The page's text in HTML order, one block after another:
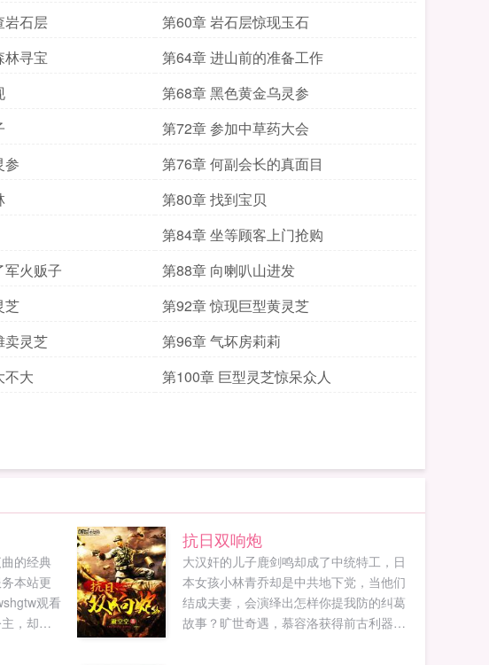
岩石层
第60章 岩石层惊现玉石
林寻宝
第64章 进山前的准备工作
第68章 黑色黄金乌灵参
第72章 参加中草药大会
参
第76章 何副会长的真面目
第80章 找到宝贝
第84章 坐等顾客上门抢购
军火贩子
第88章 向喇叭山进发
芝
第92章 惊现巨型黄灵芝
卖灵芝
第96章 气坏房莉莉
不大 第100章 巨型灵芝惊呆众人
的经典
本站更
观看
，却因
抗日双响炮
大汉奸的儿子鹿剑鸣却成了中统特工，日
本女孩小林青乔却是中共地下党，当他们
结成夫妻，会演绎出怎样你提我防的纠葛
故事？旷世奇遇，慕容洛获得前古利器，